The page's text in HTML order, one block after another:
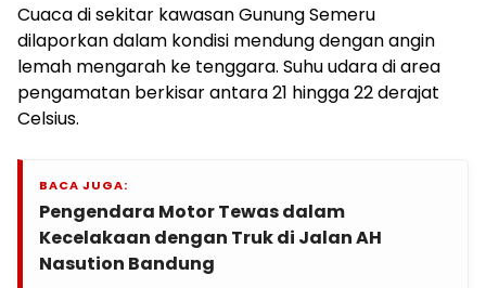
Cuaca di sekitar kawasan Gunung Semeru
dilaporkan dalam kondisi mendung dengan angin
lemah mengarah ke tenggara. Suhu udara di area
pengamatan berkisar antara 21 hingga 22 derajat
Celsius.
BACA JUGA:
Pengendara Motor Tewas dalam
Kecelakaan dengan Truk di Jalan AH
Nasution Bandung